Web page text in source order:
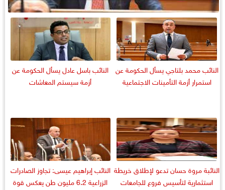
النائب محمد بلتاجي يسأل الحكومة عن
استمرار أزمة التأمينات الاجتماعية
النائب باسل عادل يسأل الحكومة عن
أزمة سيستم المعاشات
النائبة مروة حسان تدعو لإطلاق خريطة
استثمارية لتأسيس فروع للجامعات
النائب إبراهيم عيسى: تجاوز الصادرات
الزراعية 6.2 مليون طن يعكس قوة